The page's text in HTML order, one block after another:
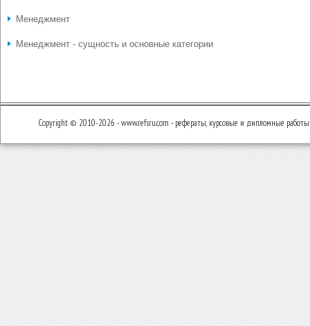
Менеджмент
Менеджмент - сущность и основные категории
Copyright © 2010-2026 - www.refsru.com - рефераты, курсовые и дипломные работы